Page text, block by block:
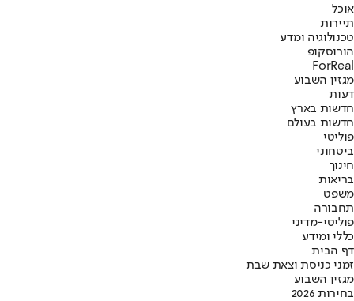
אוכל
תיירות
טכנולוגיה ומדע
הורוסקופ
ForReal
מגזין השבוע
דעות
חדשות בארץ
חדשות בעולם
פוליטי
ביטחוני
חינוך
בריאות
משפט
תחבורה
פוליטי-מדיני
כללי ומידע
דף הבית
זמני כניסת וצאת שבת
מגזין השבוע
בחירות 2026